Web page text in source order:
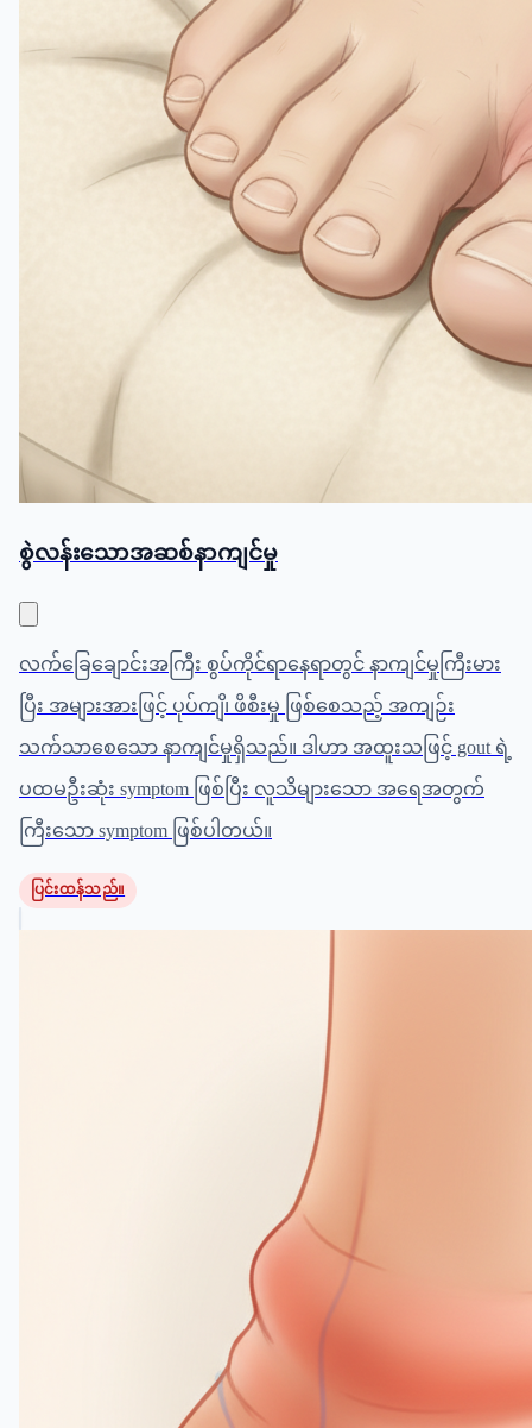
စွဲလန်းသောအဆစ်နာကျင်မှု
လက်ခြေချောင်းအကြီး စွပ်ကိုင်ရာနေရာတွင် နာကျင်မှုကြီးမား
ပြီး အများအားဖြင့် ပုပ်ကျိ၊ ဖိစီးမှု ဖြစ်စေသည့် အကျဉ်း
သက်သာစေသော နာကျင်မှုရှိသည်။ ဒါဟာ အထူးသဖြင့် gout ရဲ့
ပထမဦးဆုံး symptom ဖြစ်ပြီး လူသိများသော အရေအတွက်
ကြီးသော symptom ဖြစ်ပါတယ်။
ပြင်းထန်သည်။